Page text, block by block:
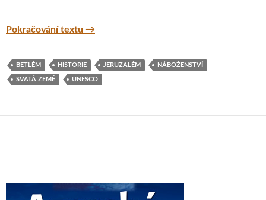
Pokračování textu Objevte další krásy Izraele – Tel Aviv,
→
BETLÉM HISTORIE JERUZALÉM NÁBOŽENSTVÍ
SVATÁ ZEMĚ UNESCO